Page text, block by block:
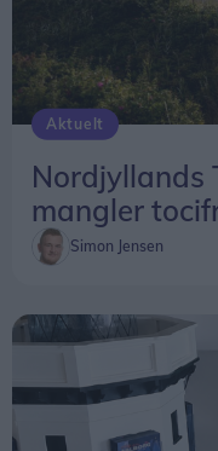
Aktuelt
Nordjyllands
mangler
Simon Jensen